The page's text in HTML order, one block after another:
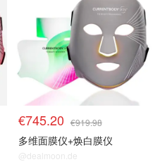
€745.20 €919.98
多维面膜仪+焕白膜仪
@dealmoon.de